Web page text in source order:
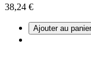
38,24 €
Ajouter au panier